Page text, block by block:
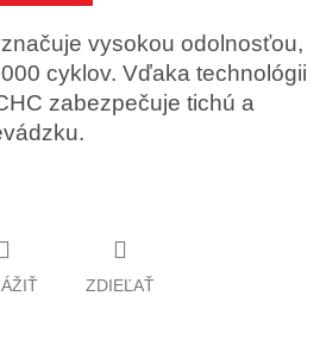
vysokou odolnosťou,
cyklov. Vďaka technológii
zabezpečuje tichú a
ZDIEĽAŤ